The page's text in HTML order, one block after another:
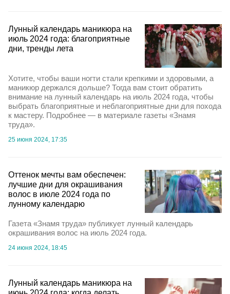
Лунный календарь маникюра на
июль 2024 года: благоприятные
дни, тренды лета
Хотите, чтобы ваши ногти стали крепкими и здоровыми, а
маникюр держался дольше? Тогда вам стоит обратить
внимание на лунный календарь на июль 2024 года, чтобы
выбрать благоприятные и неблагоприятные дни для похода
к мастеру. Подробнее — в материале газеты «Знамя
труда».
25 июня 2024, 17:35
Оттенок мечты вам обеспечен:
лучшие дни для окрашивания
волос в июле 2024 года по
лунному календарю
Газета «Знамя труда» публикует лунный календарь
окрашивания волос на июль 2024 года.
24 июня 2024, 18:45
Лунный календарь маникюра на